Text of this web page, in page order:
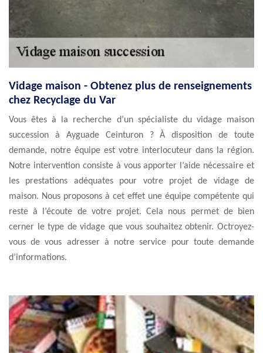
Vidage maison - Obtenez plus de renseignements
chez Recyclage du Var
Vous êtes à la recherche d’un spécialiste du vidage maison
succession à Ayguade Ceinturon ? À disposition de toute
demande, notre équipe est votre interlocuteur dans la région.
Notre intervention consiste à vous apporter l’aide nécessaire et
les prestations adéquates pour votre projet de vidage de
maison. Nous proposons à cet effet une équipe compétente qui
reste à l’écoute de votre projet. Cela nous permet de bien
cerner le type de vidage que vous souhaitez obtenir. Octroyez-
vous de vous adresser à notre service pour toute demande
d’informations.